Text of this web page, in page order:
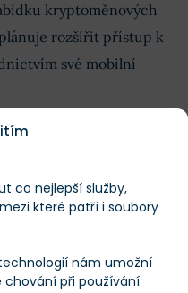
co nejlepší služby,
které patří i soubory
nám umožní
chování při používání
kryptoměnových
rozšířit přístup k
své mobilní
přišla s plným
rámce MiCA